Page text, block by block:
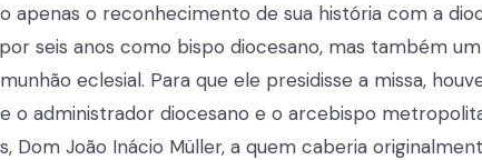
apenas o reconhecimento de sua história com a
seis anos como bispo diocesano, mas também um
eclesial. Para que ele presidisse a missa,
o administrador diocesano e o arcebispo
Dom João Inácio Müller, a quem caberia